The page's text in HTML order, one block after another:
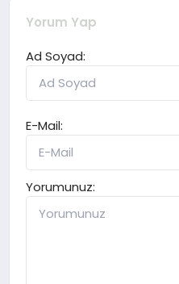
Yorum Yap
Ad Soyad:
E-Mail:
Yorumunuz: